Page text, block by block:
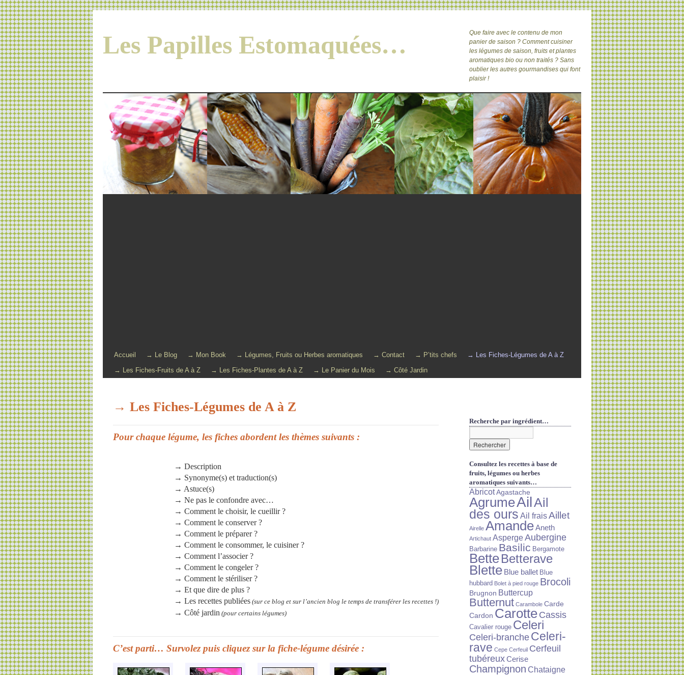
Les Papilles Estomaquées…
Que faire avec le contenu de mon
panier de saison ? Comment cuisiner
les légumes de saison, fruits et plantes
aromatiques bio ou non traités ? Sans
oublier les autres gourmandises qui font
plaisir !
Accueil → Le Blog → Mon Book → Légumes, Fruits ou Herbes aromatiques → Contact → P’tits chefs
→ Les Fiches-Légumes de A à Z
→ Les Fiches-Fruits de A à Z
→ Les Fiches-Plantes de A à Z → Le Panier du Mois → Côté Jardin
→ Les Fiches-Légumes de A à Z
Pour chaque légume, les fiches abordent les thèmes suivants :
→ Description
→ Synonyme(s) et traduction(s)
→ Astuce(s)
→ Ne pas le confondre avec…
→ Comment le choisir, le cueillir ?
→ Comment le conserver ?
→ Comment le préparer ?
→ Comment le consommer, le cuisiner ?
→ Comment l’associer ?
→ Comment le congeler ?
→ Comment le stériliser ?
→ Et que dire de plus ?
→ Les recettes publiées (sur ce blog et sur l’ancien blog le temps de transférer les recettes !)
→ Côté jardin (pour certains légumes)
C’est parti… Survolez puis cliquez sur la fiche-légume désirée :
Recherche par ingrédient…
Consultez les recettes à base de
fruits, légumes ou herbes
aromatiques suivants…
AbricotAgastache
AgrumeAilAil
des ours Ail fraisAillet
Airelle AmandeAneth
Artichaut AspergeAubergine
Barbarine Basilic Bergamote
BetteBetterave
Blette Blue ballet Blue
hubbard Bolet à pied rouge Brocoli
Brugnon Buttercup
Butternut Carambole Carde
Cardon Carotte Cassis
Cavalier rouge Celeri
Celeri-branche Celeri-
rave Cepe Cerfeuil Cerfeuil
tubéreuxCerise
Champignon Chataigne